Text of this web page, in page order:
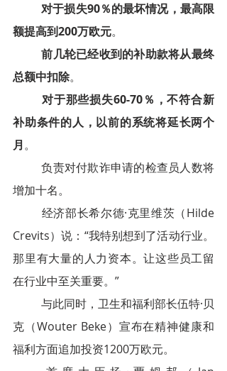
对于损失90％的最坏情况，最高限
额提高到200万欧元。
前几轮已经收到的补助款将从最终
总额中扣除。
对于那些损失60-70％，不符合新
补助条件的人，以前的系统将延长两个
月。
负责对付欺诈申请的检查员人数将
增加十名。
经济部长希尔德·克里维茨（Hilde
Crevits）说：“我特别想到了活动行业。
那里有大量的人力资本。让这些员工留
在行业中至关重要。”
与此同时，卫生和福利部长伍特·贝
克（Wouter Beke）宣布在精神健康和
福利方面追加投资1200万欧元。